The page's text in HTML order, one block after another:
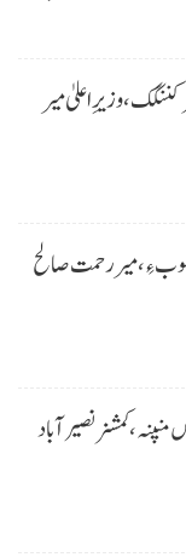
،وزیرِ اعلیٰ میر
سوب ءِ،میر رحمت صالح
نصیرآباد